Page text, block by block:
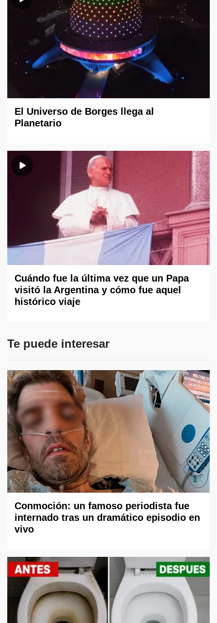
El Universo de Borges llega al
Planetario
Cuándo fue la última vez que un Papa
visitó la Argentina y cómo fue aquel
histórico viaje
Te puede interesar
Conmoción: un famoso periodista fue
internado tras un dramático episodio en
vivo